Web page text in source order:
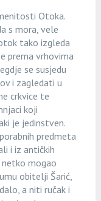
Otoka.
s mora, vele
tako izgleda
prema vrhovima
se susjedu
i zagledati u
crkvice te
koji
je jedinstven.
predmeta
i iz antičkih
netko mogao
obitelji Šarić,
a niti ručak i